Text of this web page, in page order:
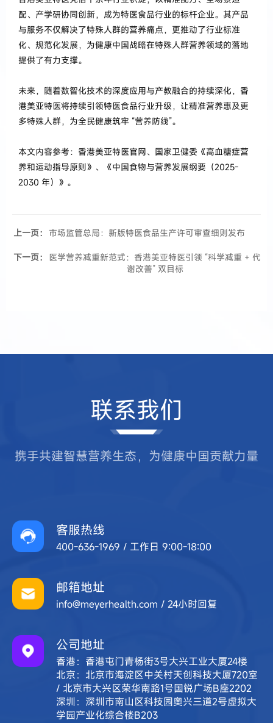
配、产学研协同创新，成为特医食品行业的标杆企业。其产品
与服务不仅解决了特殊人群的营养痛点，更推动了行业标准
化、规范化发展，为健康中国战略在特殊人群营养领域的落地
提供了有力支撑。
未来，随着数智化技术的深度应用与产教融合的持续深化，香
港美亚特医将持续引领特医食品行业升级，让精准营养惠及更
多特殊人群，为全民健康筑牢 “营养防线”。
本文内容参考：香港美亚特医官网、国家卫健委《高血糖症营
养和运动指导原则》、《中国食物与营养发展纲要（2025-
2030 年）》。
上一页： 市场监管总局：新版特医食品生产许可审查细则发布
下一页：
医学营养减重新范式：香港美亚特医引领 “科学减重 + 代
谢改善” 双目标
联系我们
携手共建智慧营养生态，为健康中国贡献力量
客服热线
400-636-1969 / 工作日 9:00-18:00
邮箱地址
info@meyerhealth.com / 24小时回复
公司地址
香港：香港屯门青杨街3号大兴工业大厦24楼
北京：北京市海淀区中关村天创科技大厦720室
/ 北京市大兴区荣华南路1号国锐广场B座2202
深圳：深圳市南山区科技园奥兴三道2号虚拟大
学园产业化综合楼B203